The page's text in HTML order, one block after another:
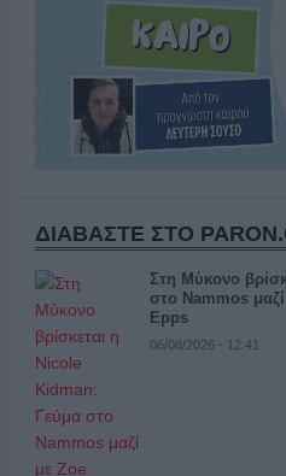
ΔΙΑΒΑΣΤΕ ΣΤΟ
Στη Μύκονο
στο Nammos
Epps
06/08/2026 - 12:41